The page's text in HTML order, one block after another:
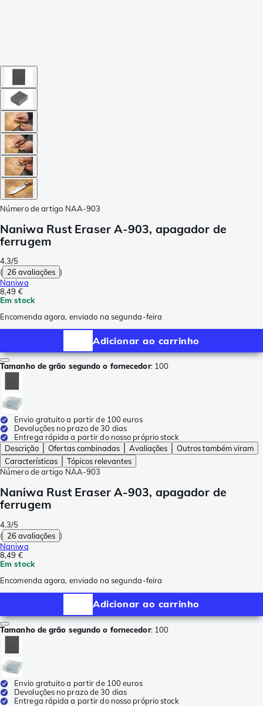
Número de artigo NAA-903
Naniwa Rust Eraser A-903, apagador de
ferrugem
4.3/5
( 26 avaliações )
Naniwa
8,49 €
Em stock
Encomenda agora, enviado na segunda-feira
Adicionar ao carrinho
Tamanho de grão segundo o fornecedor: 100
Envio gratuito a partir de 100 euros
Devoluções no prazo de 30 dias
Entrega rápida a partir do nosso próprio stock
Descrição
Ofertas combinadas Avaliações
Outros também viram
Características
Tópicos relevantes
Número de artigo NAA-903
Naniwa Rust Eraser A-903, apagador de
ferrugem
4.3/5
( 26 avaliações )
Naniwa
8,49 €
Em stock
Encomenda agora, enviado na segunda-feira
Adicionar ao carrinho
Tamanho de grão segundo o fornecedor: 100
Envio gratuito a partir de 100 euros
Devoluções no prazo de 30 dias
Entrega rápida a partir do nosso próprio stock